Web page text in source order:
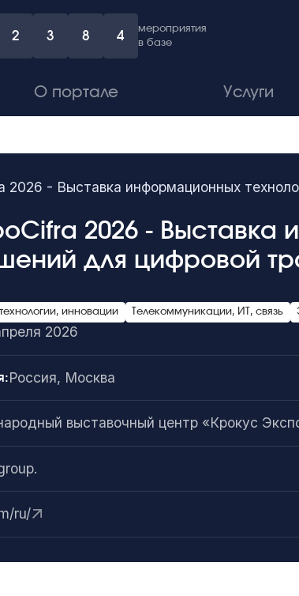
2 3 8 4
мероприятия
в базе
О портале Услуги
2026 - Выставка информационных
2026 -
для цифровой
инновации Телекоммуникации, ИТ, связь
2026
Россия, Москва
выставочный центр «Крокус
ru/